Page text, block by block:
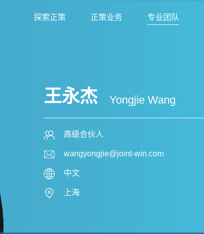
探索正策 正策业务 专业团队
王永杰 Yongjie Wang
高级合伙人
wangyongjie@joint-win.com
中文
上海